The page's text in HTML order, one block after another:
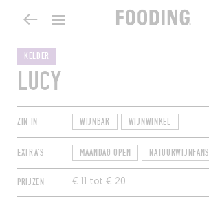
KELDER
LUCY
ZIN IN WIJNBAR WIJNWINKEL
EXTRA'S MAANDAG OPEN NATUURWIJNFANS
PRIJZEN € 11 tot € 20